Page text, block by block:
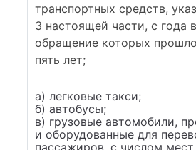
транспортных средств,
3 настоящей части, с года
обращение которых
пять лет;
а) легковые такси;
б) автобусы;
в) грузовые автомобили,
и оборудованные для
пассажиров, с числом